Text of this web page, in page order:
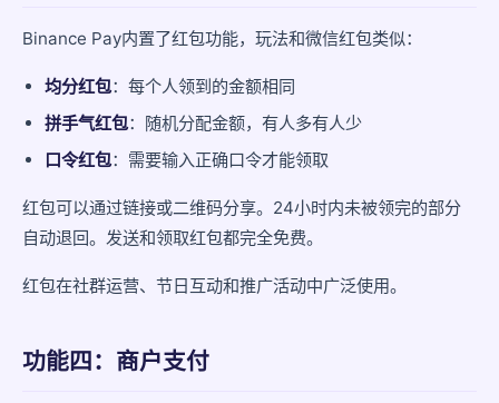
Binance Pay内置了红包功能，玩法和微信红包类似：
均分红包：每个人领到的金额相同
拼手气红包：随机分配金额，有人多有人少
口令红包：需要输入正确口令才能领取
红包可以通过链接或二维码分享。24小时内未被领完的部分
自动退回。发送和领取红包都完全免费。
红包在社群运营、节日互动和推广活动中广泛使用。
功能四：商户支付